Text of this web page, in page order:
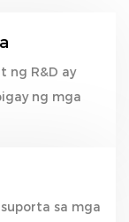
ng R&D ay
ng mga
sa mga